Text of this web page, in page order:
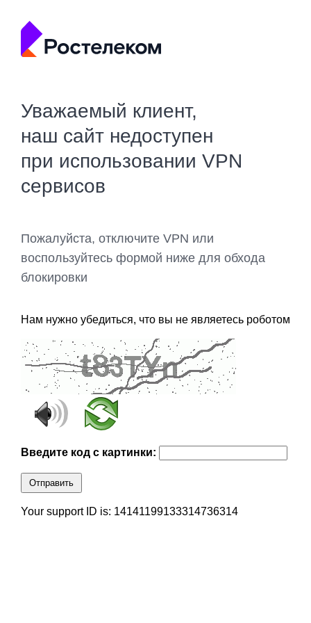
Уважаемый клиент,
наш сайт недоступен
при использовании VPN
сервисов
Пожалуйста, отключите VPN или
воспользуйтесь формой ниже для обхода
блокировки
Нам нужно убедиться, что вы не являетесь роботом
Введите код с картинки:
Отправить
Your support ID is: 14141199133314736314